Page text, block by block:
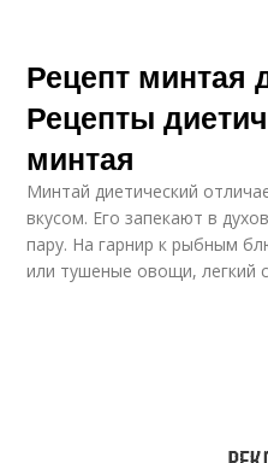
Диетический минтай
Минтай в
мультиварке
Рецепт минтая
Рецепты
минтая
Минтай диетический
вкусом. Его запекают в
пару. На гарнир к рыбным
или тушеные овощи, легкий